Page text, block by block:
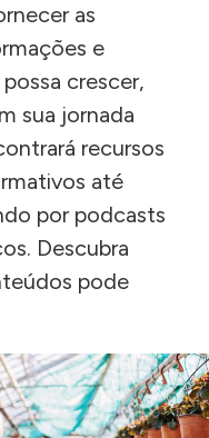
as
e
crescer,
sua jornada
recursos
até
por podcasts
Descubra
pode